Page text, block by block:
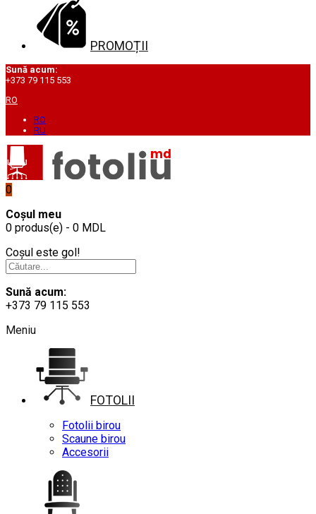
PROMOȚII
Sună acum:
+373 79 115 553
RO
RO
RU
0
Coșul meu
0 produs(e) - 0 MDL
Coșul este gol!
Sună acum:
+373 79 115 553
Meniu
FOTOLII
Fotolii birou
Scaune birou
Accesorii